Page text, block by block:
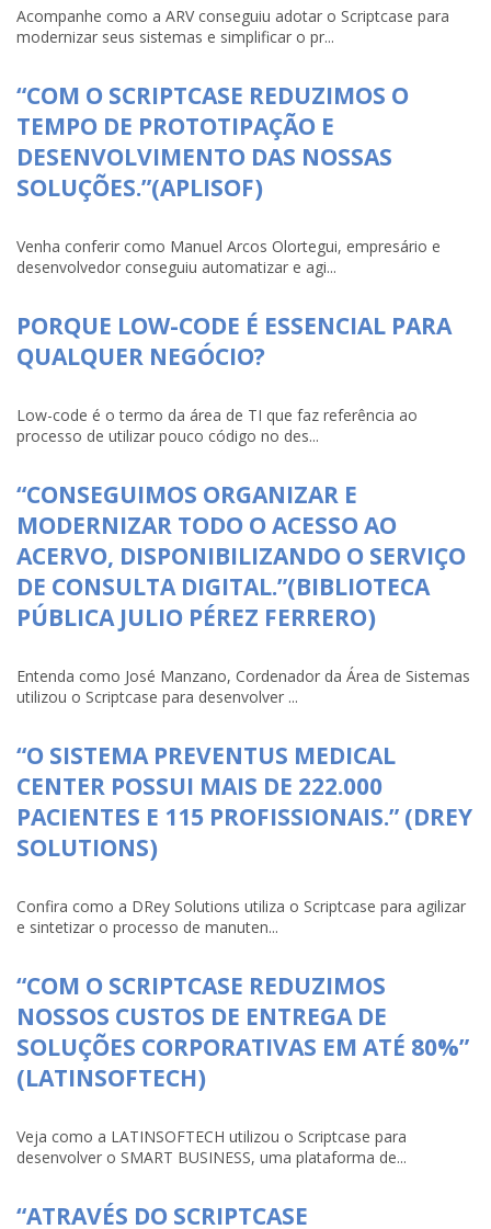
Acompanhe como a ARV conseguiu adotar o Scriptcase para
modernizar seus sistemas e simplificar o pr...
“COM O SCRIPTCASE REDUZIMOS O
TEMPO DE PROTOTIPAÇÃO E
DESENVOLVIMENTO DAS NOSSAS
SOLUÇÕES.”(APLISOF)
Venha conferir como Manuel Arcos Olortegui, empresário e
desenvolvedor conseguiu automatizar e agi...
PORQUE LOW-CODE É ESSENCIAL PARA
QUALQUER NEGÓCIO?
Low-code é o termo da área de TI que faz referência ao
processo de utilizar pouco código no des...
“CONSEGUIMOS ORGANIZAR E
MODERNIZAR TODO O ACESSO AO
ACERVO, DISPONIBILIZANDO O SERVIÇO
DE CONSULTA DIGITAL.”(BIBLIOTECA
PÚBLICA JULIO PÉREZ FERRERO)
Entenda como José Manzano, Cordenador da Área de Sistemas
utilizou o Scriptcase para desenvolver ...
“O SISTEMA PREVENTUS MEDICAL
CENTER POSSUI MAIS DE 222.000
PACIENTES E 115 PROFISSIONAIS.” (DREY
SOLUTIONS)
Confira como a DRey Solutions utiliza o Scriptcase para agilizar
e sintetizar o processo de manuten...
“COM O SCRIPTCASE REDUZIMOS
NOSSOS CUSTOS DE ENTREGA DE
SOLUÇÕES CORPORATIVAS EM ATÉ 80%”
(LATINSOFTECH)
Veja como a LATINSOFTECH utilizou o Scriptcase para
desenvolver o SMART BUSINESS, uma plataforma de...
“ATRAVÉS DO SCRIPTCASE